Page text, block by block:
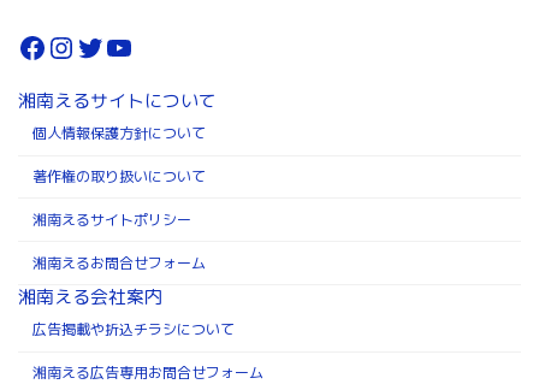
Facebook
Instagram
Twitter
YouTube
湘南えるサイトについて
個人情報保護方針について
著作権の取り扱いについて
湘南えるサイトポリシー
湘南えるお問合せフォーム
湘南える会社案内
広告掲載や折込チラシについて
湘南える広告専用お問合せフォーム